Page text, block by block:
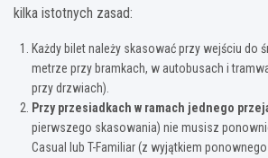
kilka istotnych zasad:
Każdy bilet należy skasować przy wejściu do
metrze przy bramkach, w autobusach i
przy drzwiach).
Przy przesiadkach w ramach jednego
pierwszego skasowania) nie musisz
Casual lub T-Familiar (z wyjątkiem